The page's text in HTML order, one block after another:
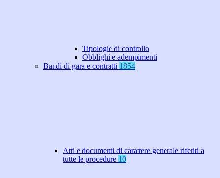
Tipologie di controllo
Obblighi e adempimenti
Bandi di gara e contratti 1854
Atti e documenti di carattere generale riferiti a
tutte le procedure 10